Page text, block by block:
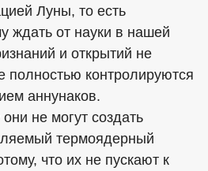
Луны, то есть
ждать от науки в нашей
и открытий не
полностью контролируются
аннунаков.
не могут создать
термоядерный
что их не пускают к